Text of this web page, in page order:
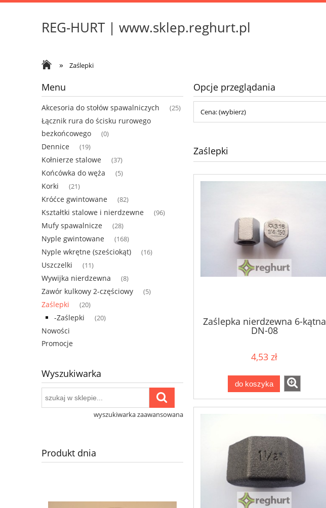
REG-HURT | www.sklep.reghurt.pl
» Zaślepki
Menu
Akcesoria do stołów spawalniczych (25)
Łącznik rura do ścisku rurowego
bezkońcowego
(0)
Dennice (19)
Kołnierze stalowe (37)
Końcówka do węża (5)
Korki (21)
Króćce gwintowane (82)
Kształtki stalowe i nierdzewne (96)
Mufy spawalnicze (28)
Nyple gwintowane (168)
Nyple wkrętne (sześciokąt) (16)
Uszczelki (11)
Wywijka nierdzewna (8)
Zawór kulkowy 2-częściowy (5)
Zaślepki (20)
-Zaślepki (20)
Nowości
Promocje
Wyszukiwarka
wyszukiwarka zaawansowana
Produkt dnia
Opcje przeglądania
Cena: (wybierz)
Zaślepki
Zaślepka nierdzewna 6-kątna
DN-08
4,53 zł
do koszyka